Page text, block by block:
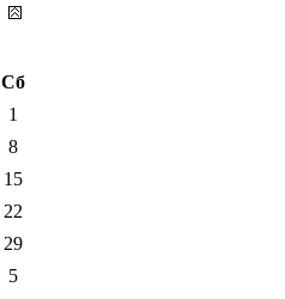
Сб
1
8
15
22
29
5